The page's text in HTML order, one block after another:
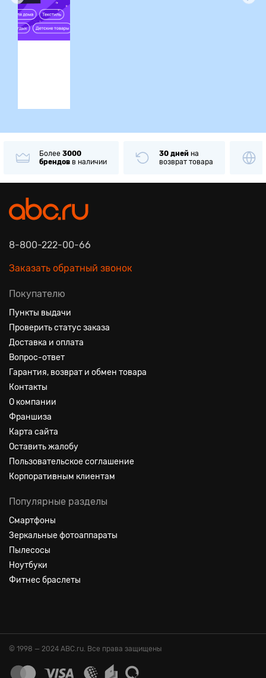
Более 3000
брендов в наличии
30 дней на
возврат товара
8-800-222-00-66
Заказать обратный звонок
Покупателю
Пункты выдачи
Проверить статус заказа
Доставка и оплата
Вопрос-ответ
Гарантия, возврат и обмен товара
Контакты
О компании
Франшиза
Карта сайта
Оставить жалобу
Пользовательское соглашение
Корпоративным клиентам
Популярные разделы
Смартфоны
Зеркальные фотоаппараты
Пылесосы
Ноутбуки
Фитнес браслеты
© 1998 — 2024 ABC.ru. Все права защищены